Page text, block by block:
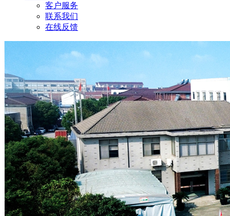
客户服务
联系我们
在线反馈